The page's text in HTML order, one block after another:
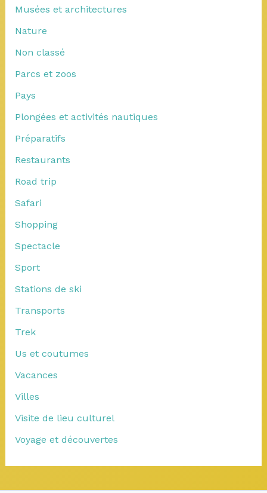
Musées et architectures
Nature
Non classé
Parcs et zoos
Pays
Plongées et activités nautiques
Préparatifs
Restaurants
Road trip
Safari
Shopping
Spectacle
Sport
Stations de ski
Transports
Trek
Us et coutumes
Vacances
Villes
Visite de lieu culturel
Voyage et découvertes